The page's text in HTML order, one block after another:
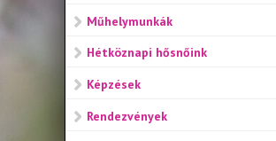
Műhelymunkák
Hétköznapi hősnőink
Képzések
Rendezvények